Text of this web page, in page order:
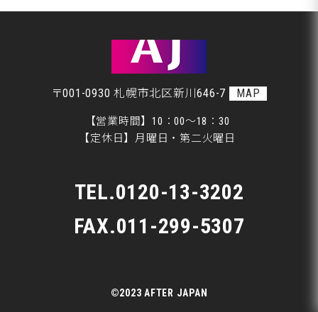
室蘭市Ｇ様ランクル、錆取り完了です♪
美装
〒001-0930 札幌市北区新川646-7 MAP
【営業時間】10：00～18：30
【定休日】月曜日・第二火曜日
TEL.0120-13-3202
FAX.011-299-5307
©2023 AFTER JAPAN